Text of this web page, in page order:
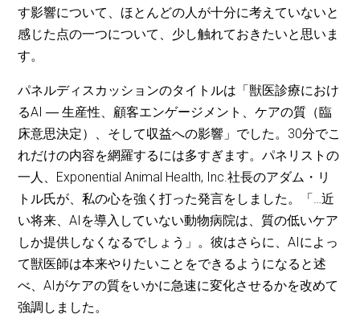
す影響について、ほとんどの人が十分に考えていないと
感じた点の一つについて、少し触れておきたいと思いま
す。
パネルディスカッションのタイトルは「獣医診療におけ
るAI ― 生産性、顧客エンゲージメント、ケアの質（臨
床意思決定）、そして収益への影響」でした。30分でこ
れだけの内容を網羅するには多すぎます。パネリストの
一人、Exponential Animal Health, Inc.社長のアダム・リ
トル氏が、私の心を強く打った発言をしました。「…近
い将来、AIを導入していない動物病院は、質の低いケア
しか提供しなくなるでしょう」。彼はさらに、AIによっ
て獣医師は本来やりたいことをできるようになると述
べ、AIがケアの質をいかに急速に変化させるかを改めて
強調しました。